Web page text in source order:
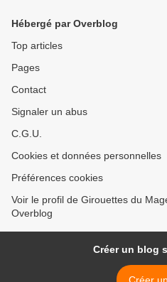
Hébergé par Overblog
Top articles
Pages
Contact
Signaler un abus
C.G.U.
Cookies et données personnelles
Préférences cookies
Voir le profil de Girouettes du
Overblog
Créer un blog